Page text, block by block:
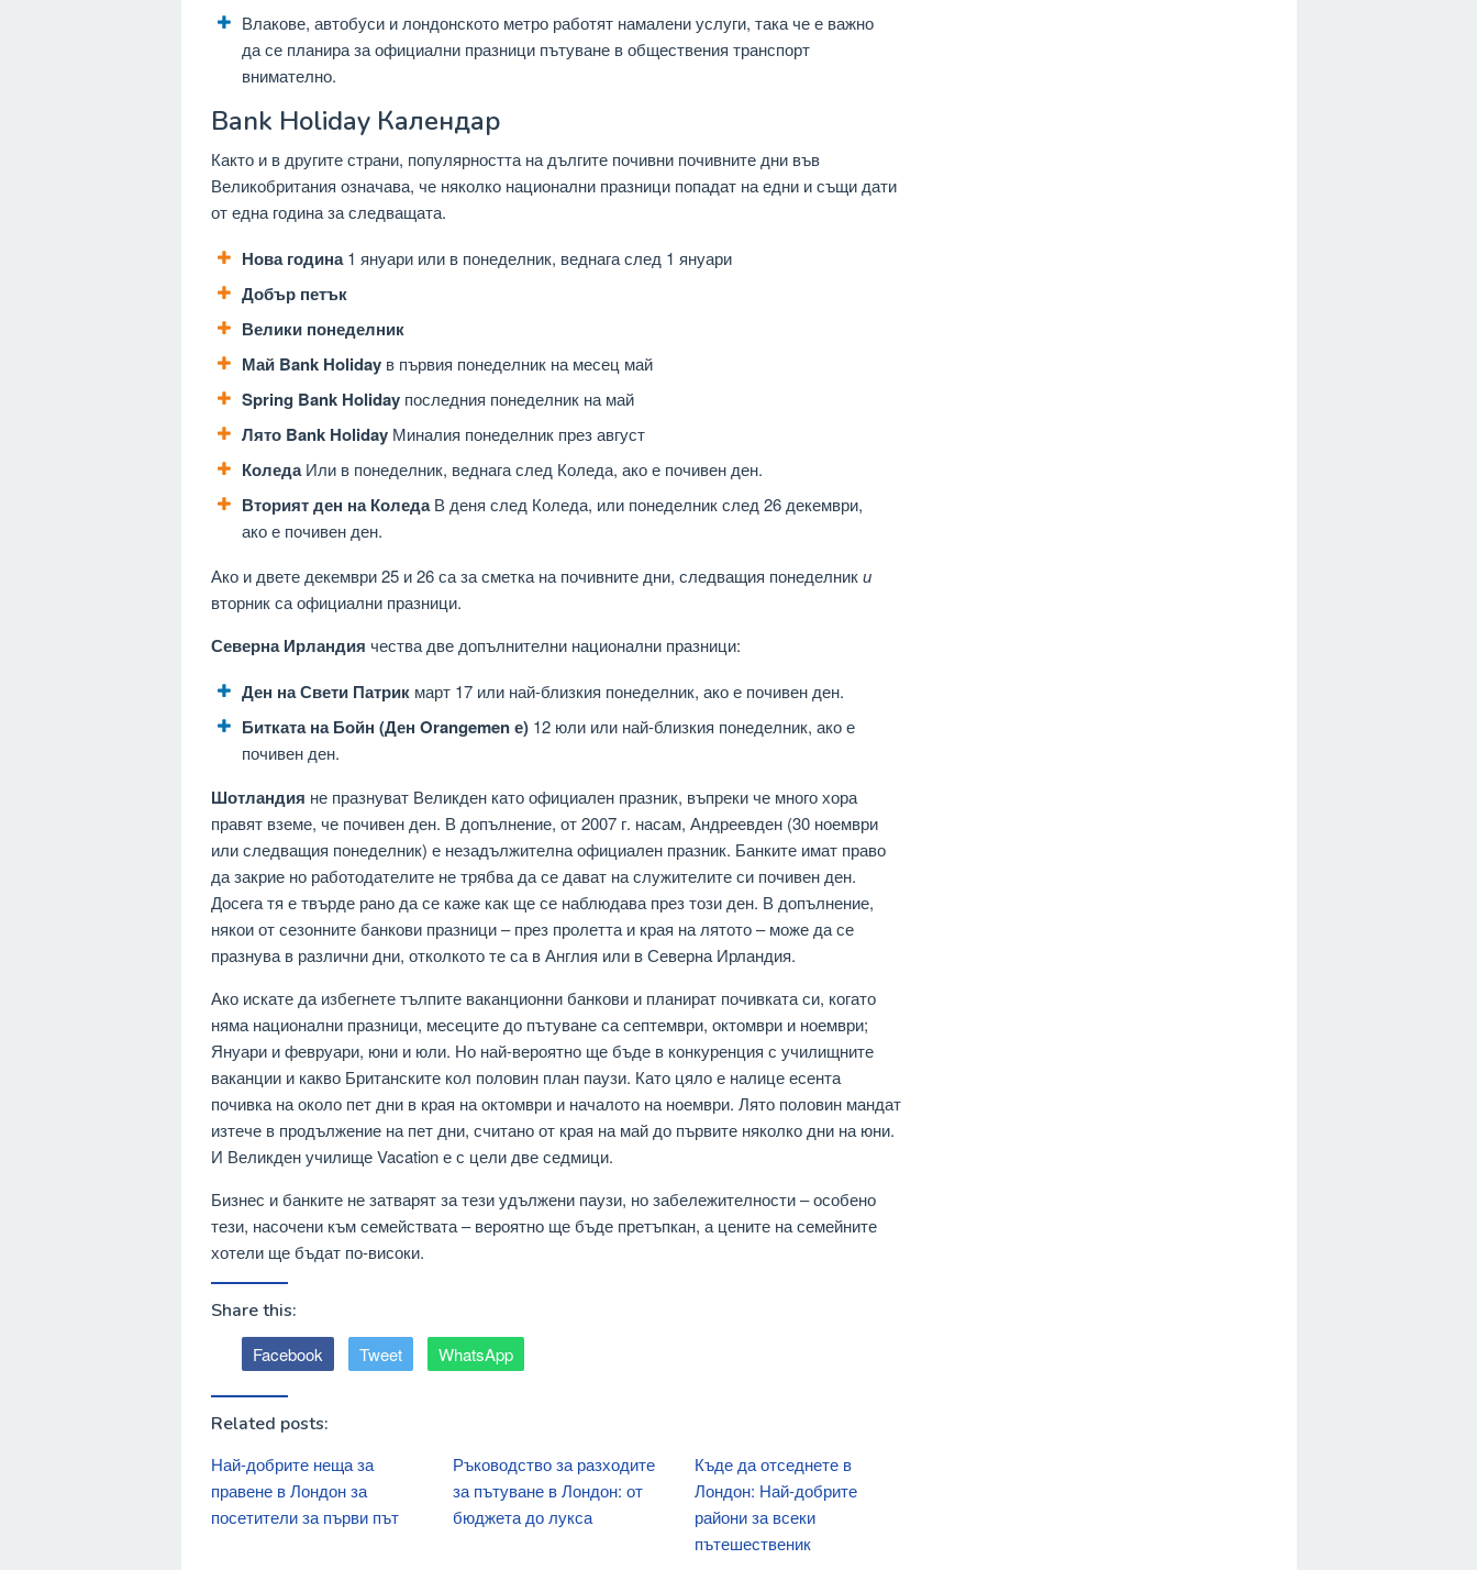
Влакове, автобуси и лондонското метро работят намалени услуги, така че е важно
да се планира за официални празници пътуване в обществения транспорт
внимателно.
Bank Holiday Календар
Както и в другите страни, популярността на дългите почивни почивните дни във
Великобритания означава, че няколко национални празници попадат на едни и същи дати
от една година за следващата.
Нова година1 януари или в понеделник, веднага след 1 януари
Добър петък
Велики понеделник
Май Bank Holiday в първия понеделник на месец май
Spring Bank Holiday последния понеделник на май
Лято Bank Holiday Миналия понеделник през август
КоледаИли в понеделник, веднага след Коледа, ако е почивен ден.
Вторият ден на КоледаВ деня след Коледа, или понеделник след 26 декември,
ако е почивен ден.
Ако и двете декември 25 и 26 са за сметка на почивните дни, следващия понеделники
вторник са официални празници.
Северна Ирландия чества две допълнителни национални празници:
Ден на Свети Патрик март 17 или най-близкия понеделник, ако е почивен ден.
Битката на Бойн (Ден Orangemen е) 12 юли или най-близкия понеделник, ако е
почивен ден.
Шотландия не празнуват Великден като официален празник, въпреки че много хора
правят вземе, че почивен ден. В допълнение, от 2007 г. насам, Андреевден (30 ноември
или следващия понеделник) е незадължителна официален празник. Банките имат право
да закрие но работодателите не трябва да се дават на служителите си почивен ден.
Досега тя е твърде рано да се каже как ще се наблюдава през този ден. В допълнение,
някои от сезонните банкови празници – през пролетта и края на лятото – може да се
празнува в различни дни, отколкото те са в Англия или в Северна Ирландия.
Ако искате да избегнете тълпите ваканционни банкови и планират почивката си, когато
няма национални празници, месеците до пътуване са септември, октомври и ноември;
Януари и февруари, юни и юли. Но най-вероятно ще бъде в конкуренция с училищните
ваканции и какво Британските кол половин план паузи. Като цяло е налице есента
почивка на около пет дни в края на октомври и началото на ноември. Лято половин мандат
изтече в продължение на пет дни, считано от края на май до първите няколко дни на юни.
И Великден училище Vacation е с цели две седмици.
Бизнес и банките не затварят за тези удължени паузи, но забележителности – особено
тези, насочени към семействата – вероятно ще бъде претъпкан, а цените на семейните
хотели ще бъдат по-високи.
Share this:
Facebook Tweet WhatsApp
Related posts:
Най-добрите неща за
правене в Лондон за
посетители за първи път
Ръководство за разходите
за пътуване в Лондон: от
бюджета до лукса
Къде да отседнете в
Лондон: Най-добрите
райони за всеки
пътешественик